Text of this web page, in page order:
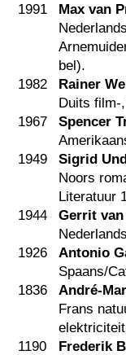
1991
Max van
bel).
1982
Rainer
Duits film-
1967
Spencer
1949
Sigrid
Noors
Literatuur
1944
Gerrit van
1926
Antonio
Spaans/
1836
André-
Frans
1190
Frederik